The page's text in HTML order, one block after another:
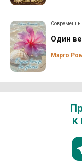
Один
Марго
к